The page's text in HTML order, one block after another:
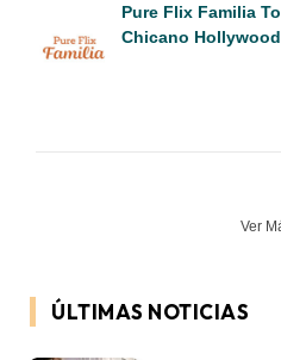
Pure Flix Familia
Chicano
Ver
ÚLTIMAS NOTICIAS